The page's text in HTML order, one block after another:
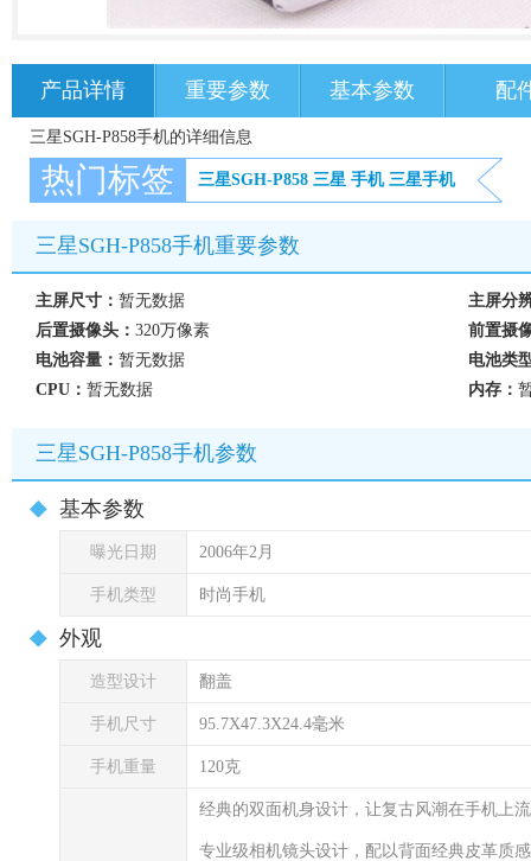
产品详情 重要参数 基本参数 配
三星SGH-P858手机的详细信息
热门标签 三星SGH-P858 三星 手机 三星手机
三星SGH-P858手机重要参数
主屏尺寸： 暂无数据
主屏分
后置摄像头： 320万像素
前置摄
电池容量： 暂无数据
电池类
CPU： 暂无数据 内存：
三星SGH-P858手机参数
基本参数
曝光日期 2006年2月
手机类型 时尚手机
外观
造型设计 翻盖
手机尺寸 95.7X47.3X24.4毫米
手机重量 120克
经典的双面机身设计，让复古风潮在手机上
专业级相机镜头设计，配以背面经典皮革质